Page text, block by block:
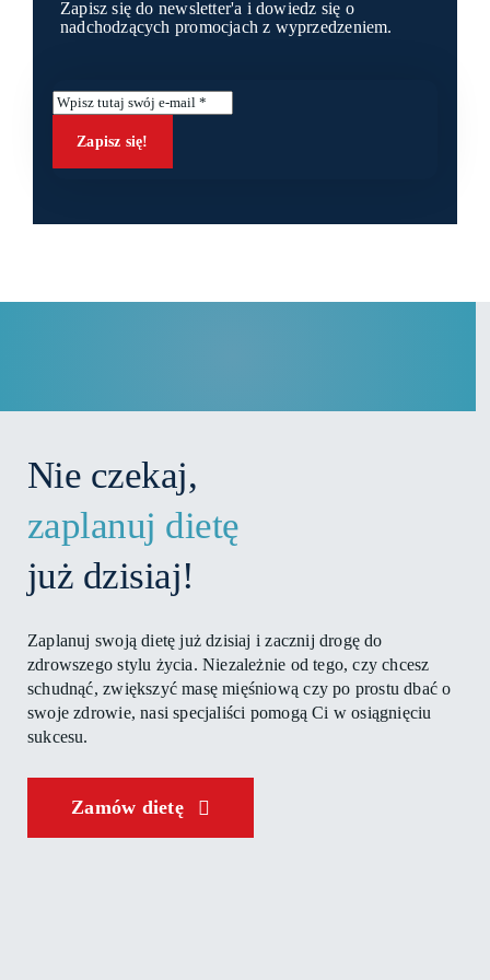
Zapisz się do newsletter'a i dowiedz się o
nadchodzących promocjach z wyprzedzeniem.
Zapisz się!
Nie czekaj,
zaplanuj dietę
już dzisiaj!
Zaplanuj swoją dietę już dzisiaj i zacznij drogę do
zdrowszego stylu życia. Niezależnie od tego, czy chcesz
schudnąć, zwiększyć masę mięśniową czy po prostu dbać o
swoje zdrowie, nasi specjaliści pomogą Ci w osiągnięciu
sukcesu.
Zamów dietę